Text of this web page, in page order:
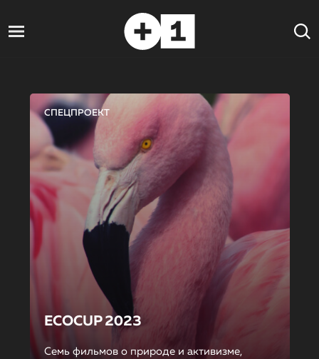
СПЕЦПРОЕКТ
ECOCUP 2023
Семь фильмов о природе и активизме,